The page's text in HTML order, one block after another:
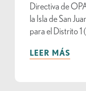
Directiva de
la Isla de San
para el Distrito 1
LEER MÁS